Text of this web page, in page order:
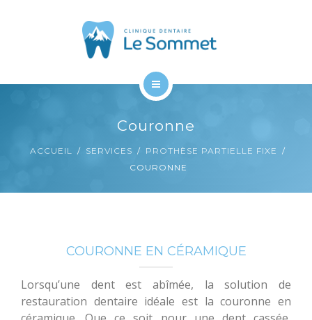
Couronne
ACCUEIL SERVICES
PROTHÈSE PARTIELLE FIXE
COURONNE
COURONNE EN CÉRAMIQUE
Lorsqu’une dent est abîmée, la solution de
restauration dentaire idéale est la couronne en